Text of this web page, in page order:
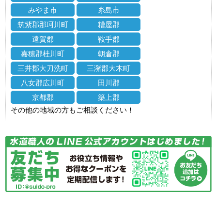
みやま市
糸島市
筑紫郡那珂川町
糟屋郡
遠賀郡
鞍手郡
嘉穂郡桂川町
朝倉郡
三井郡大刀洗町
三潴郡大木町
八女郡広川町
田川郡
京都郡
築上郡
その他の地域の方もご相談ください！